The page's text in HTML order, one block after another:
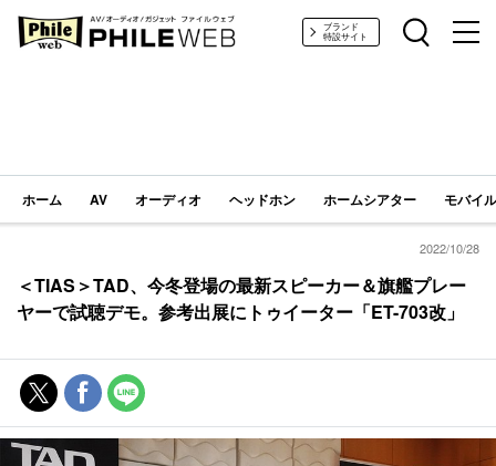
PHILE WEB｜AV/オーディオ/ガジェットブランド
特設サイト
ホーム AV オーディオ ヘッドホン ホームシアター モバイ
2022/10/28
＜TIAS＞TAD、今冬登場の最新スピーカー＆旗艦プレー
ヤーで試聴デモ。参考出展にトゥイーター「ET-703改」